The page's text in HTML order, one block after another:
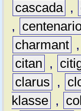
cascada ,
,
charmant ,
citan
,
clarus
,
klasse ,